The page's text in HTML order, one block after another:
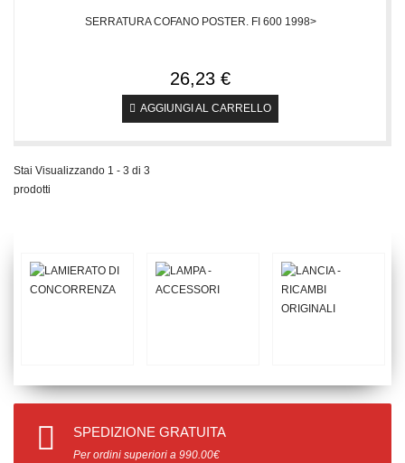
SERRATURA COFANO POSTER. FI 600 1998>
26,23 €
AGGIUNGI AL CARRELLO
Stai Visualizzando 1 - 3 di 3
prodotti
SPEDIZIONE GRATUITA
Per ordini superiori a 990.00€